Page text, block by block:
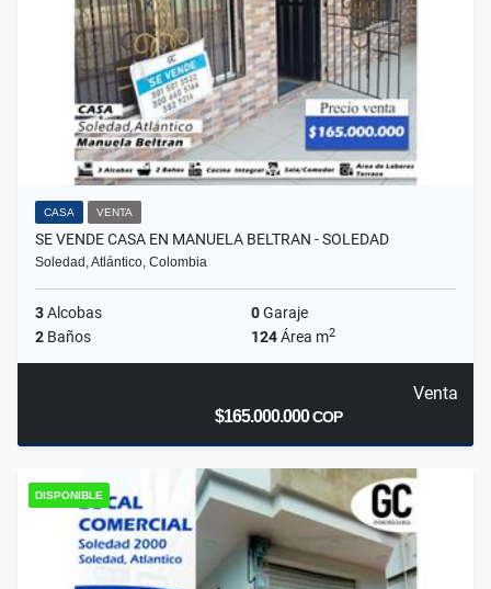
CASA VENTA
SE VENDE CASA EN MANUELA BELTRAN - SOLEDAD
Soledad, Atlántico, Colombia
3Alcobas 0Garaje
2 Baños 124Área m2
Venta
$165.000.000COP
DISPONIBLE